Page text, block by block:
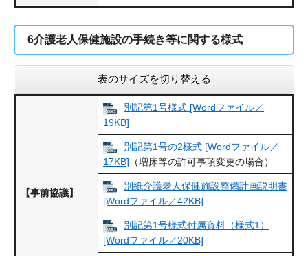
6介護老人保健施設の手続き等に関する様式
表のサイズを切り替える
【事前協議】
別記第1号様式 [Wordファイル／
19KB]
別記第1号の2様式 [Wordファイル／
17KB] （増床等の許可事項変更の場合）
別紙介護老人保健施設整備計画説明書
[Wordファイル／42KB]
別記第1号様式付属資料（様式1）
[Wordファイル／20KB]